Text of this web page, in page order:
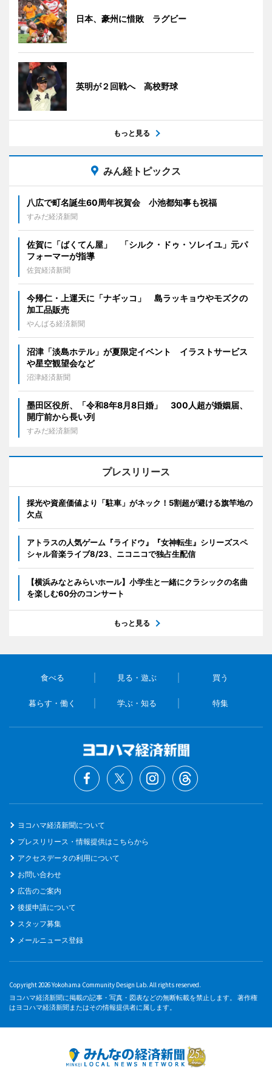
日本、豪州に惜敗 ラグビー
英明が２回戦へ 高校野球
もっと見る
みん経トピックス
八広で町名誕生60周年祝賀会 小池都知事も祝福
すみだ経済新聞
佐賀に「ばくてん屋」 「シルク・ドゥ・ソレイユ」元パ
フォーマーが指導
佐賀経済新聞
今帰仁・上運天に「ナギッコ」 島ラッキョウやモズクの
加工品販売
やんばる経済新聞
沼津「淡島ホテル」が夏限定イベント イラストサービス
や星空観望会など
沼津経済新聞
墨田区役所、「令和8年8月8日婚」 300人超が婚姻届、
開庁前から長い列
すみだ経済新聞
プレスリリース
採光や資産価値より「駐車」がネック！5割超が避ける旗竿地の
欠点
アトラスの人気ゲーム『ライドウ』『女神転生』シリーズスペ
シャル音楽ライブ8/23、ニコニコで独占生配信
【横浜みなとみらいホール】小学生と一緒にクラシックの名曲
を楽しむ60分のコンサート
もっと見る
食べる 見る・遊ぶ 買う
暮らす・働く 学ぶ・知る 特集
ヨコハマ経済新聞について
プレスリリース・情報提供はこちらから
アクセスデータの利用について
お問い合わせ
広告のご案内
後援申請について
スタッフ募集
メールニュース登録
Copyright 2026 Yokohama Community Design Lab. All rights reserved.
ヨコハマ経済新聞に掲載の記事・写真・図表などの無断転載を禁止します。 著作権
はヨコハマ経済新聞またはその情報提供者に属します。